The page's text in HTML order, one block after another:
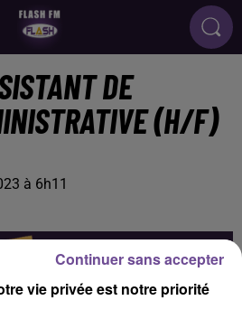
DE
(H/F)
à 6h11
vie privée est notre priorité
Continuer sans accepter